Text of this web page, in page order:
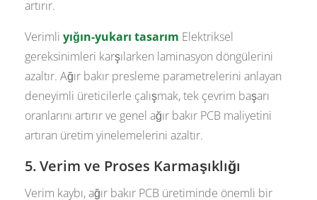
artırır.
Verimliyığın-yukarı tasarım Elektriksel
gereksinimleri karşılarken laminasyon döngülerini
azaltır. Ağır bakır presleme parametrelerini anlayan
deneyimli üreticilerle çalışmak, tek çevrim başarı
oranlarını artırır ve genel ağır bakır PCB maliyetini
artıran üretim yinelemelerini azaltır.
5. Verim ve Proses Karmaşıklığı
Verim kaybı, ağır bakır PCB üretiminde önemli bir